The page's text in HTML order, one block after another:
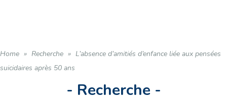
Home » Recherche » L’absence d’amitiés d’enfance liée aux pensées
suicidaires après 50 ans
- Recherche -